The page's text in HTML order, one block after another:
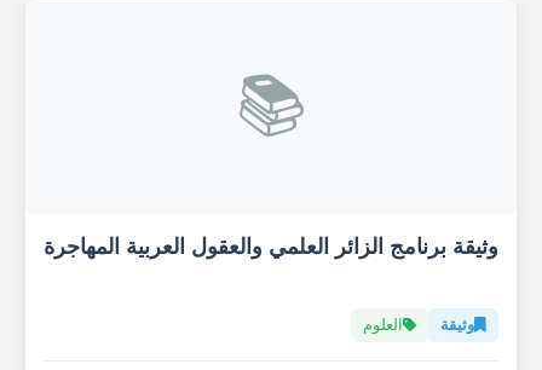
📚
وثيقة برنامج الزائر العلمي والعقول العربية المهاجرة
وثيقة العلوم